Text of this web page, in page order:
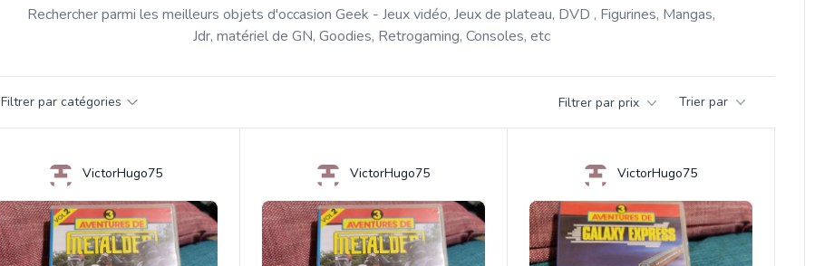
Rechercher parmi les meilleurs objets d'occasion Geek - Jeux vidéo, Jeux de plateau, DVD , Figurines, Mangas,
Jdr, matériel de GN, Goodies, Retrogaming, Consoles, etc
Filtrer par catégories Filtrer par prix Trier par
VictorHugo75 VictorHugo75 VictorHugo75